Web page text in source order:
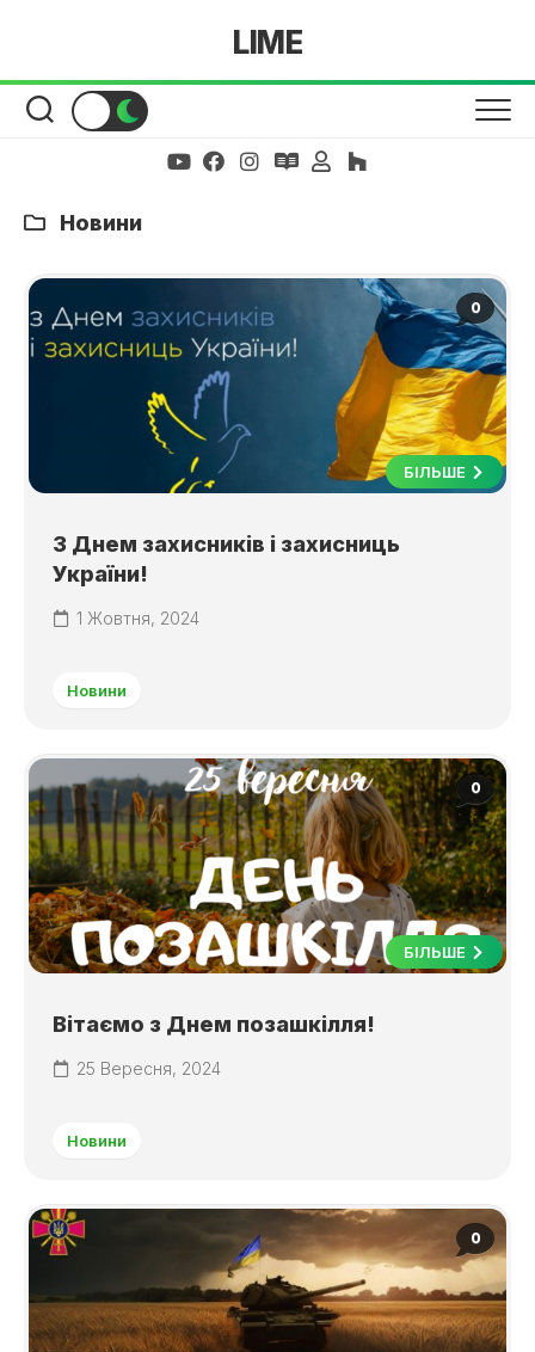
LIME
Новини
0
БІЛЬШЕ
З Днем захисників і захисниць
України!
1 Жовтня, 2024
Новини
0
БІЛЬШЕ
Вітаємо з Днем позашкілля!
25 Вересня, 2024
Новини
0